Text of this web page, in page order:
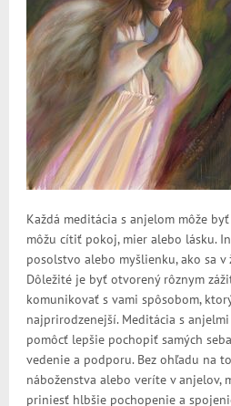
Každá meditácia s anjelom môže
môžu cítiť pokoj, mier alebo lásku.
posolstvo alebo myšlienku, ako sa
Dôležité je byť otvorený rôznym
komunikovať s vami spôsobom,
najprirodzenejší. Meditácia s
pomôcť lepšie pochopiť samých
vedenie a podporu. Bez ohľadu na
náboženstva alebo veríte v anjelov,
priniesť hlbšie pochopenie a